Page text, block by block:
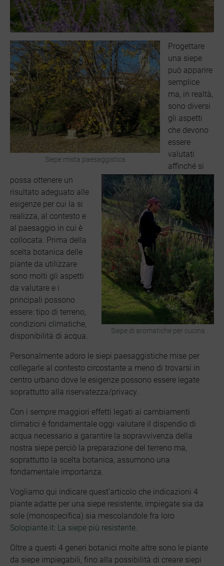
Siepe mista paesaggistica
Siepe di aromatiche per cucina
Progettare
una siepe
può apparire
semplice
ma, in realtà,
sono diversi
gli aspetti
che devono
essere
valutati
affinché si
possa ottenere un
risultato adeguato alle
esigenze per cui la si
realizza, al contesto e
al paesaggio in cui è
collocata. Prima della
scelta botanica delle
piante da utilizzare
sono molti gli aspetti
da valutare e i
principali possono
essere: tipo di terreno,
condizioni climatiche,
disponibilità di acqua.
Personalmente adoro le siepi paesaggistiche mise per
collegarle al contesto circostante a meno di trovarsi in
centro urbano dove le esigenze possono essere legate
soprattutto alla riservatezza/privacy.
Con i sempre maggiori effetti legati ai cambiamenti
climatici è fondamentale oggi valutare il dispendio di
acqua necessario a garantire la sopravvivenza della
nostra siepe perciò la preparazione del terreno ma,
soprattutto la scelta botanica, assumono una
fondamentale importanza.
Vogliamo qui indicare quest’articolo che indicazioni 4
piante adatte per una siepe resistente, impiegate sia da
sole (monospecifica) sia mescolandole fra loro
Solopiante.it: La siepe più resistente.
Oltre a questi 4 generi botanici molte altre sono le piante
da siepe impiegabili, fino alla possibilità di creare siepi